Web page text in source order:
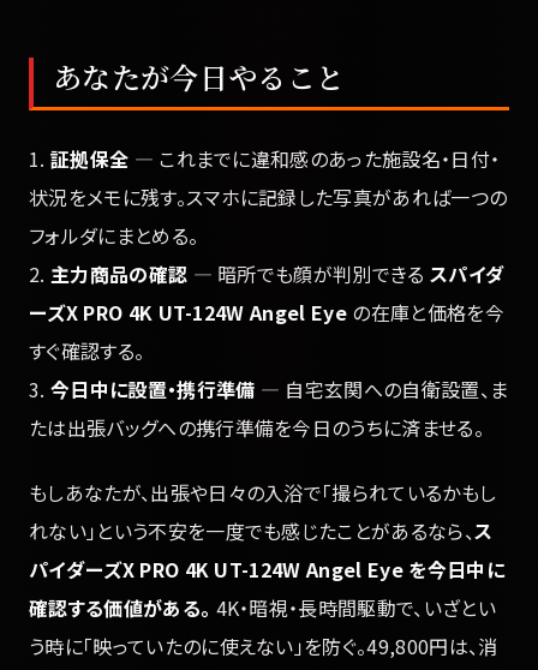
あなたが今日やること
1. 証拠保全 — これまでに違和感のあった施設名・日付・
状況をメモに残す。スマホに記録した写真があれば一つの
フォルダにまとめる。
2. 主力商品の確認 — 暗所でも顔が判別できるスパイダ
ーズX PRO 4K UT-124W Angel Eyeの在庫と価格を今
すぐ確認する。
3. 今日中に設置・携行準備 — 自宅玄関への自衛設置、ま
たは出張バッグへの携行準備を今日のうちに済ませる。
もしあなたが、出張や日々の入浴で「撮られているかもし
れない」という不安を一度でも感じたことがあるなら、ス
パイダーズX PRO 4K UT-124W Angel Eye を今日中に
確認する価値がある。 4K・暗視・長時間駆動で、いざとい
う時に「映っていたのに使えない」を防ぐ。49,800円は、消